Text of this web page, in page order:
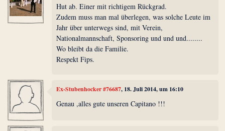
Hut ab. Einer mit richtigem Rückgrad.
Zudem muss man mal überlegen, was solche Leute im
Jahr über unterwegs sind, mit Verein,
Nationalmannschaft, Sponsoring und und und........
Wo bleibt da die Familie.
Respekt Fips.
Ex-Stubenhocker #76687, 18. Juli 2014, um 16:10
Genau ,alles gute unseren Capitano !!!